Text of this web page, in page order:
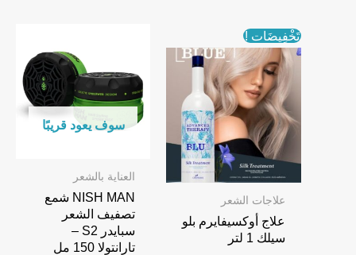
تَخْفِيضَات !
علاجات الشعر
علاج أوكسيفايرم بلو
سيلك 1 لتر
سوف يعود قريبًا
العناية بالشعر
NISH MAN شمع
تصفيف الشعر
سبايدر S2 –
تارانتولا 150 مل